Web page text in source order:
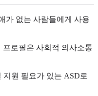
가 없는 사람들에게 사용
로필은 사회적 의사소통
지원 필요가 있는 ASD로